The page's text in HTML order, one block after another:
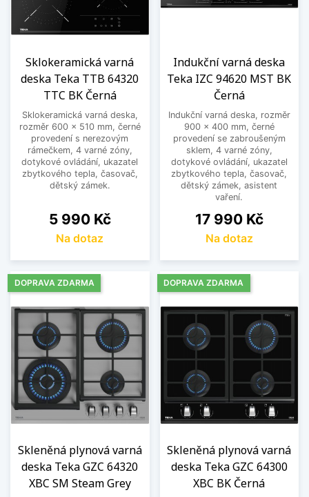
Sklokeramická varná
deska Teka TTB 64320
TTC BK Černá
Sklokeramická varná deska,
rozměr 600 x 510 mm, černé
provedení s nerezovým
rámečkem, 4 varné zóny,
dotykové ovládání, ukazatel
zbytkového tepla, časovač,
dětský zámek.
Cena
5 990 Kč
Na dotaz
Indukční varná deska
Teka IZC 94620 MST BK
Černá
Indukční varná deska, rozměr
900 x 400 mm, černé
provedení se zabroušeným
sklem, 4 varné zóny,
dotykové ovládání, ukazatel
zbytkového tepla, časovač,
dětský zámek, asistent
vaření.
Cena
17 990 Kč
Na dotaz
Skleněná plynová varná
deska Teka GZC 64320
XBC SM Steam Grey
DOPRAVA ZDARMA
Skleněná plynová varná
deska Teka GZC 64300
XBC BK Černá
DOPRAVA ZDARMA